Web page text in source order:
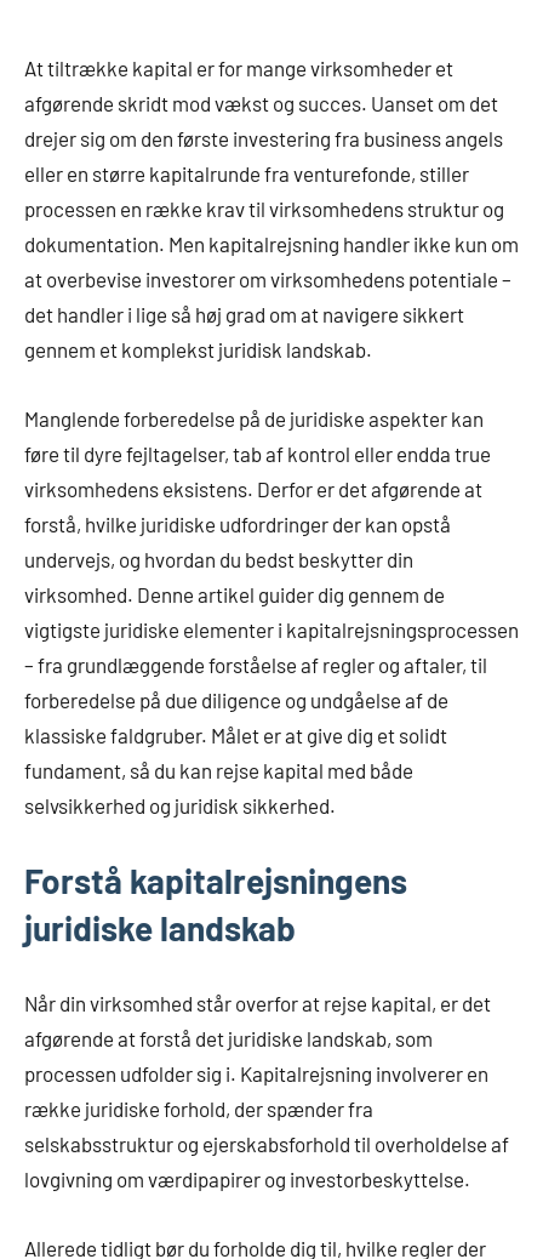
At tiltrække kapital er for mange virksomheder et
afgørende skridt mod vækst og succes. Uanset om det
drejer sig om den første investering fra business angels
eller en større kapitalrunde fra venturefonde, stiller
processen en række krav til virksomhedens struktur og
dokumentation. Men kapitalrejsning handler ikke kun om
at overbevise investorer om virksomhedens potentiale –
det handler i lige så høj grad om at navigere sikkert
gennem et komplekst juridisk landskab.
Manglende forberedelse på de juridiske aspekter kan
føre til dyre fejltagelser, tab af kontrol eller endda true
virksomhedens eksistens. Derfor er det afgørende at
forstå, hvilke juridiske udfordringer der kan opstå
undervejs, og hvordan du bedst beskytter din
virksomhed. Denne artikel guider dig gennem de
vigtigste juridiske elementer i kapitalrejsningsprocessen
– fra grundlæggende forståelse af regler og aftaler, til
forberedelse på due diligence og undgåelse af de
klassiske faldgruber. Målet er at give dig et solidt
fundament, så du kan rejse kapital med både
selvsikkerhed og juridisk sikkerhed.
Forstå kapitalrejsningens
juridiske landskab
Når din virksomhed står overfor at rejse kapital, er det
afgørende at forstå det juridiske landskab, som
processen udfolder sig i. Kapitalrejsning involverer en
række juridiske forhold, der spænder fra
selskabsstruktur og ejerskabsforhold til overholdelse af
lovgivning om værdipapirer og investorbeskyttelse.
Allerede tidligt bør du forholde dig til, hvilke regler der